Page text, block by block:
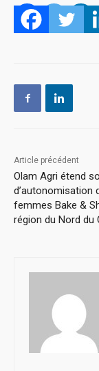
Article précédent
Olam Agri étend
d’autonomisation
femmes Bake &
région du Nord du